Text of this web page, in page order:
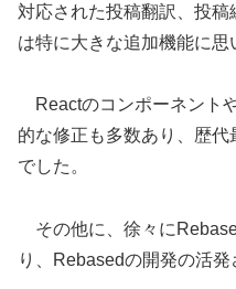
対応された投稿翻訳、投
は特に大きな追加機能に思
Reactのコンポーネント
的な修正も多数あり、歴
でした。
その他に、徐々に
り、Rebasedの開発の活発